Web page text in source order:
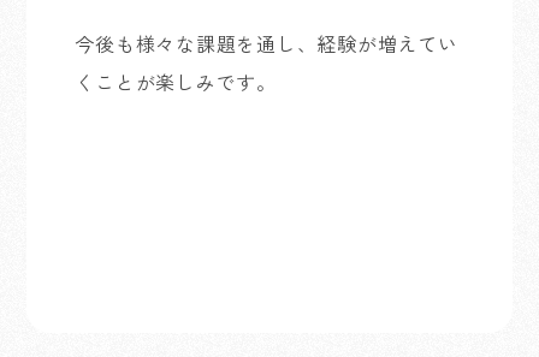
今後も様々な課題を通し、経験が増えてい
くことが楽しみです。